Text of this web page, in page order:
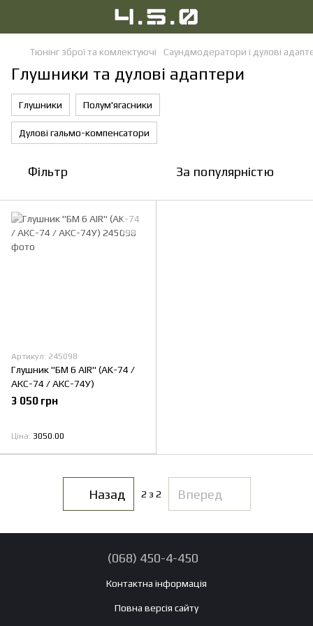
Тюнінг зброї та комлектуючі Саундмодератори і дулові
Глушники та дулові адаптери
Глушники Полум'ягасники
Дулові гальмо-компенсатори
Фільтр За популярністю
Артикул: 245098
Глушник "БМ 6 AIR" (AK-74 /
АКС-74 / АКС-74У)
3 050 грн
Ціна 3050.00
Назад 2 з 2 Вперед
(068) 450-4-450
Контактна інформація
Повна версія сайту